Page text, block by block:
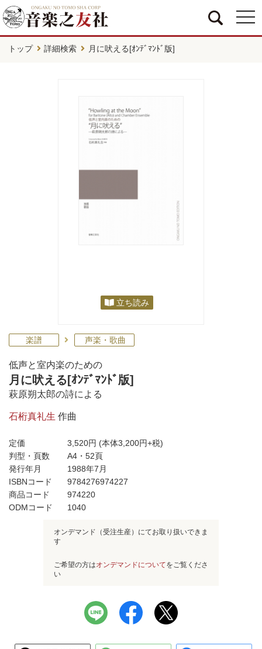
トップ 詳細検索 月に吠える[ｵﾝﾃﾞﾏﾝﾄﾞ版]
立ち読み
楽譜 声楽・歌曲
低声と室内楽のための
月に吠える[ｵﾝﾃﾞﾏﾝﾄﾞ版]
萩原朔太郎の詩による
石桁真礼生 作曲
定価 3,520円 (本体3,200円+税)
判型・頁数
A4・52頁
発行年月
1988年7月
ISBNコード
9784276974227
商品コード
974220
ODMコード
1040
オンデマンド（受注生産）にてお取り扱いできま
す
ご希望の方はオンデマンドについてをご覧くださ
い